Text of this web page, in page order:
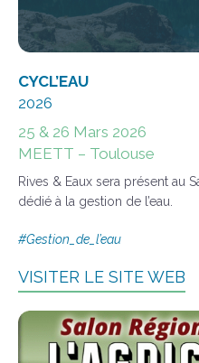
CYCL’EAU
2026
25 & 26 Mars 2026
MEETT – Toulouse
Rives & Eaux sera présent au
dédié à la gestion de l’eau.
#Gestion_de_l’eau
VISITER LE SITE WEB